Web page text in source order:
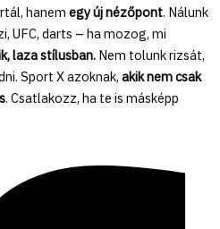
hanem egy új nézőpont. Nálunk
UFC, darts – ha mozog, mi
laza stílusban. Nem tolunk rizsát,
Sport X azoknak, akik nem csak
. Csatlakozz, ha te is másképp